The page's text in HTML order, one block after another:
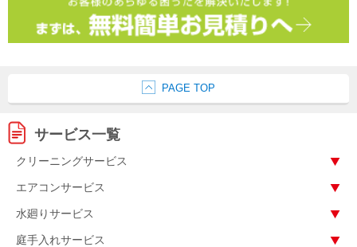
PAGE TOP
サービス一覧
クリーニングサービス
エアコンサービス
水廻りサービス
庭手入れサービス